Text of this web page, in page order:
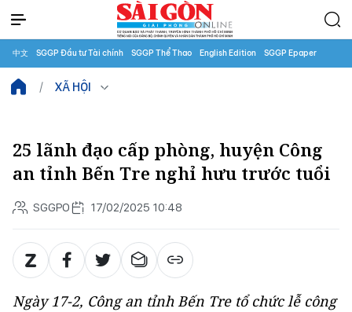
中文 SGGP Đầu tư Tài chính SGGP Thể Thao English Edition SGGP Epaper
XÃ HỘI
25 lãnh đạo cấp phòng, huyện Công
an tỉnh Bến Tre nghỉ hưu trước tuổi
SGGPO 17/02/2025 10:48
Ngày 17-2, Công an tỉnh Bến Tre tổ chức lễ công